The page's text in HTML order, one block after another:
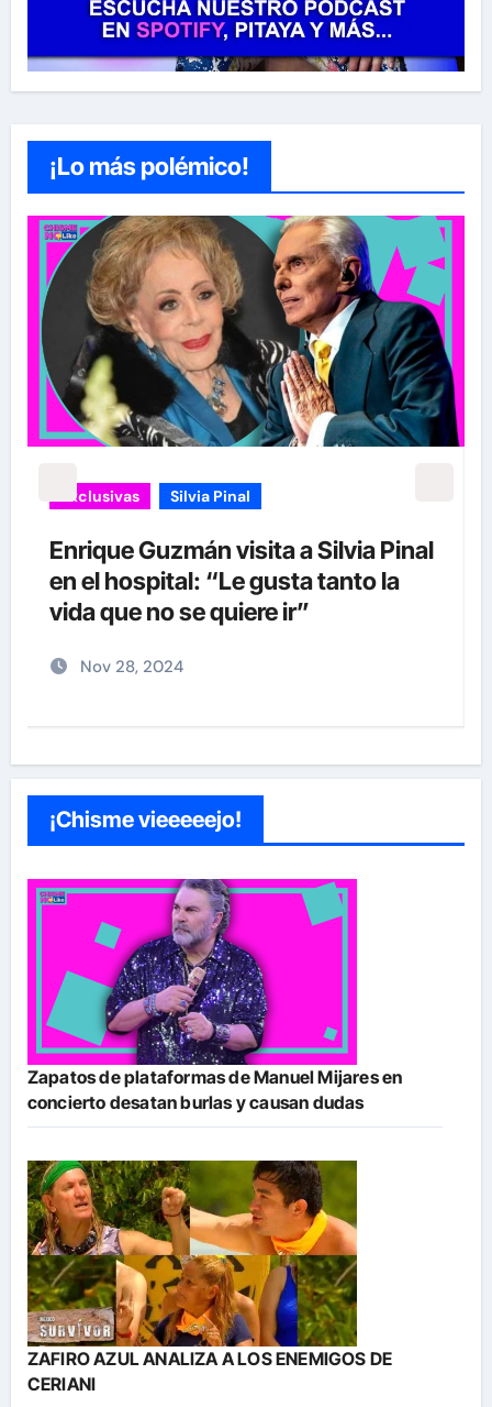
¡Lo más polémico!
Exclusivas Silvia Pinal
Enrique Guzmán visita a Silvia Pinal
en el hospital: “Le gusta tanto la
vida que no se quiere ir”
Nov 28, 2024
¡Chisme vieeeeejo!
Zapatos de plataformas de Manuel Mijares en
concierto desatan burlas y causan dudas
ZAFIRO AZUL ANALIZA A LOS ENEMIGOS DE
CERIANI